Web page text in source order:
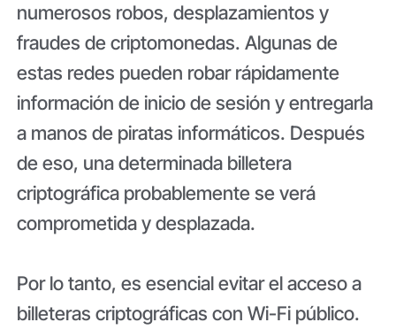
numerosos robos, desplazamientos y
fraudes de criptomonedas. Algunas de
estas redes pueden robar rápidamente
información de inicio de sesión y entregarla
a manos de piratas informáticos. Después
de eso, una determinada billetera
criptográfica probablemente se verá
comprometida y desplazada.
Por lo tanto, es esencial evitar el acceso a
billeteras criptográficas con Wi-Fi público.